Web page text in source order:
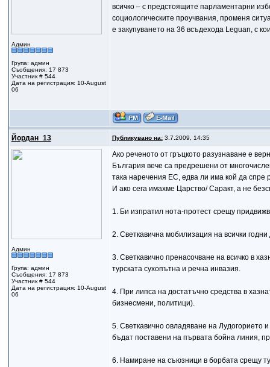
Админ
Група: админ
Съобщения: 17 873
Участник # 544
Дата на регистрация: 10-August
06
всичко – с предстоящите парламентарни
социологическите проучвания, променя
е закупуването на 36 всъдехода Leguan, с
Йордан_13 Публикувано на:3.7.2009, 14:35
Админ
Група: админ
Съобщения: 17 873
Участник # 544
Дата на регистрация: 10-August
06
Ако реченото от гръцкото разузнаване е
България вече са предрешени от
така наречения ЕС, едва ли има кой да спре
И ако сега имахме Царство/ Саракт, а не
1. Би изпратил нота-протест срещу
2. Светкавична мобилизация на всички
3. Светкавично пренасочване на всичко в
турската сухопътна и речна инвазия.
4. При липса на достатъчно средства в
бизнесмени, политици).
5. Светкавично овладяване на
бъдат поставени на първата бойна линия,
6. Намиране на съюзници в борбата срещу